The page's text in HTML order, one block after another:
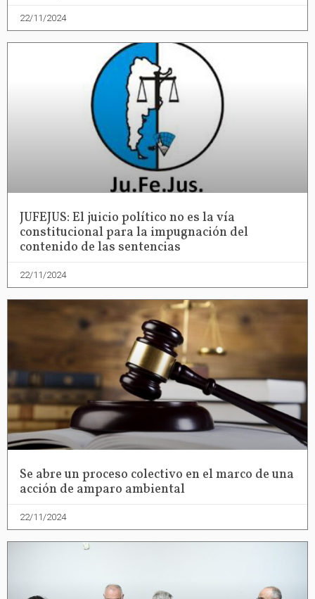
22/11/2024
JUFEJUS: El juicio político no es la vía
constitucional para la impugnación del
contenido de las sentencias
22/11/2024
Se abre un proceso colectivo en el marco de una
acción de amparo ambiental
22/11/2024